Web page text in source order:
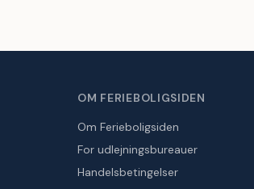
OM FERIEBOLIGSIDEN
Om Ferieboligsiden
For udlejningsbureauer
Handelsbetingelser